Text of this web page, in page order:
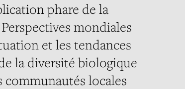
phare de la
mondiales
et les tendances
la diversité biologique
locales